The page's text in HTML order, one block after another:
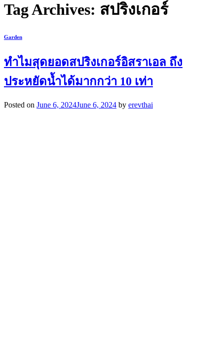
Tag Archives: สปริงเกอร์
Garden
ทำไมสุดยอดสปริงเกอร์อิสราเอล ถึง
ประหยัดน้ำได้มากกว่า 10 เท่า
Posted on June 6, 2024June 6, 2024 by erevthai